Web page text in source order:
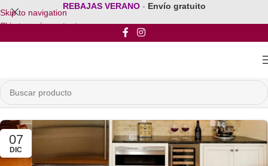
Skip to navigation
Skip to main content
REBAJAS VERANO - Envío gratuito
07
DIC